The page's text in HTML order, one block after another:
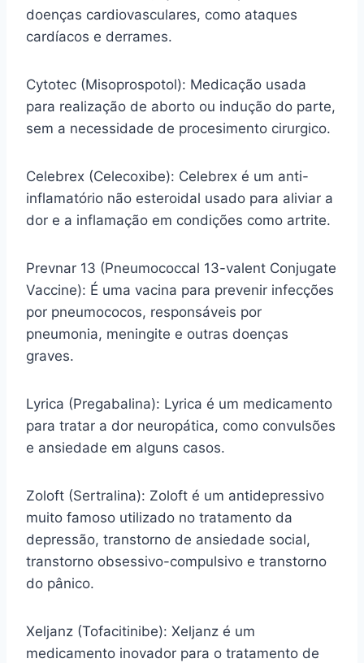
doenças cardiovasculares, como ataques
cardíacos e derrames.
Cytotec (Misoprospotol): Medicação usada
para realização de aborto ou indução do parte,
sem a necessidade de procesimento cirurgico.
Celebrex (Celecoxibe): Celebrex é um anti-
inflamatório não esteroidal usado para aliviar a
dor e a inflamação em condições como artrite.
Prevnar 13 (Pneumococcal 13-valent Conjugate
Vaccine): É uma vacina para prevenir infecções
por pneumococos, responsáveis por
pneumonia, meningite e outras doenças
graves.
Lyrica (Pregabalina): Lyrica é um medicamento
para tratar a dor neuropática, como convulsões
e ansiedade em alguns casos.
Zoloft (Sertralina): Zoloft é um antidepressivo
muito famoso utilizado no tratamento da
depressão, transtorno de ansiedade social,
transtorno obsessivo-compulsivo e transtorno
do pânico.
Xeljanz (Tofacitinibe): Xeljanz é um
medicamento inovador para o tratamento de